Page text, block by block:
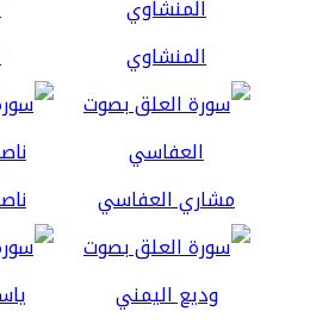
المنشاوي
مشاري العفاسي